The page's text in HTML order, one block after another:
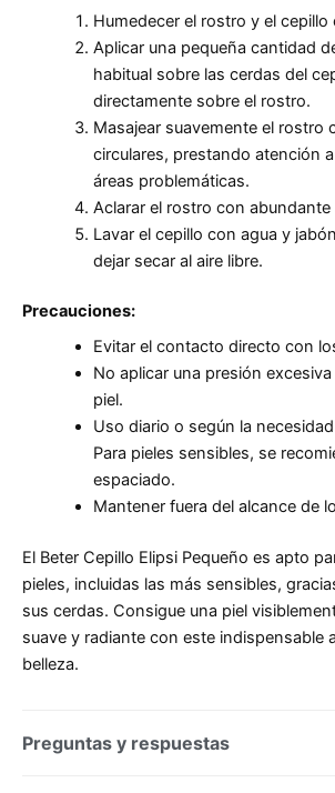
Humedecer el rostro y el cepillo
Aplicar una pequeña cantidad
habitual sobre las cerdas del
directamente sobre el rostro.
Masajear suavemente el rostro
circulares, prestando atención
áreas problemáticas.
Aclarar el rostro con abundante
Lavar el cepillo con agua y
dejar secar al aire libre.
Precauciones:
Evitar el contacto directo con
No aplicar una presión
piel.
Uso diario o según la
Para pieles sensibles, se
espaciado.
Mantener fuera del alcance de
El Beter Cepillo Elipsi Pequeño es apto
pieles, incluidas las más sensibles,
sus cerdas. Consigue una piel
suave y radiante con este indispensable
belleza.
Preguntas y respuestas